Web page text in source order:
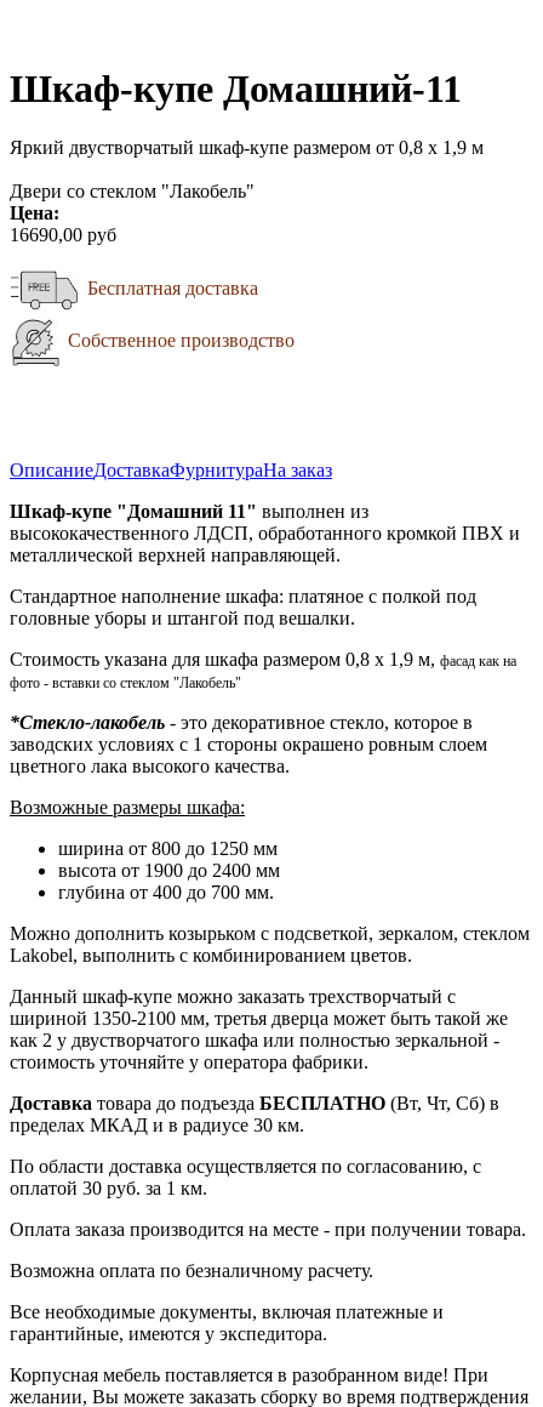
Шкаф-купе Домашний-11
Яркий двустворчатый шкаф-купе размером от 0,8 х 1,9 м
Двери со стеклом "Лакобель"
Цена:
16690,00 руб
Бесплатная доставка
Собственное производство
ОписаниеДоставкаФурнитураНа заказ
Шкаф-купе "Домашний 11" выполнен из
высококачественного ЛДСП, обработанного кромкой ПВХ и
металлической верхней направляющей.
Стандартное наполнение шкафа: платяное с полкой под
головные уборы и штангой под вешалки.
Стоимость указана для шкафа размером 0,8 х 1,9 м, фасад как на
фото - вставки со стеклом "Лакобель"
*Стекло-лакобель - это декоративное стекло, которое в
заводских условиях с 1 стороны окрашено ровным слоем
цветного лака высокого качества.
Возможные размеры шкафа:
ширина от 800 до 1250 мм
высота от 1900 до 2400 мм
глубина от 400 до 700 мм.
Можно дополнить козырьком с подсветкой, зеркалом, стеклом
Lakobel, выполнить с комбинированием цветов.
Данный шкаф-купе можно заказать трехстворчатый с
шириной 1350-2100 мм, третья дверца может быть такой же
как 2 у двустворчатого шкафа или полностью зеркальной -
стоимость уточняйте у оператора фабрики.
Доставка товара до подъезда БЕСПЛАТНО (Вт, Чт, Сб) в
пределах МКАД и в радиусе 30 км.
По области доставка осуществляется по согласованию, с
оплатой 30 руб. за 1 км.
Оплата заказа производится на месте - при получении товара.
Возможна оплата по безналичному расчету.
Все необходимые документы, включая платежные и
гарантийные, имеются у экспедитора.
Корпусная мебель поставляется в разобранном виде! При
желании, Вы можете заказать сборку во время подтверждения